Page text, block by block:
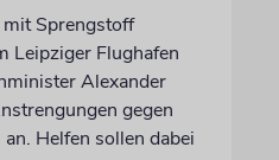
Sprengstoff
Leipziger Flughafen
Alexander
gegen
Helfen sollen dabei